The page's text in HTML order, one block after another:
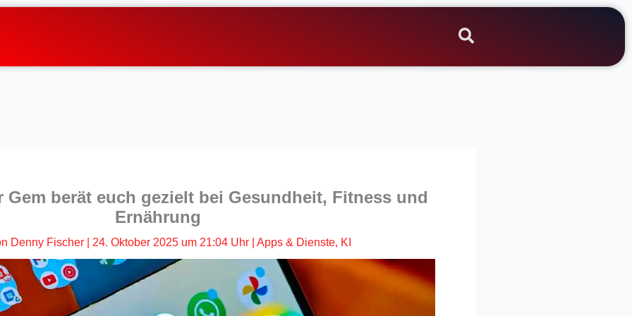
Gem berät euch gezielt bei Gesundheit, Fitness und
Ernährung
Denny Fischer 24. Oktober 2025 um 21:04 Uhr Apps & Dienste, KI